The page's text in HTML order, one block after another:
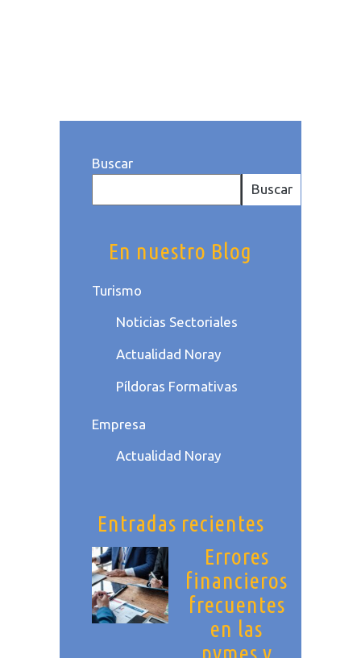
Buscar
Buscar
En nuestro Blog
Turismo
Noticias Sectoriales
Actualidad Noray
Píldoras Formativas
Empresa
Actualidad Noray
Entradas recientes
Errores
financieros
frecuentes
en las
pymes y